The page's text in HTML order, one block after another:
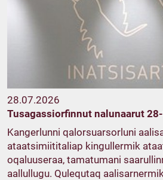
28.07.2026
Tusagassiorfinnut nalunaarut
Kangerlunni qalorsuarsorluni
ataatsimiititaliap kingullermik
oqaluuseraa, tamatumani
aallullugu. Qulequtaq aalisarnermik